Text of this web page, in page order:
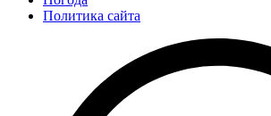
Политика сайта